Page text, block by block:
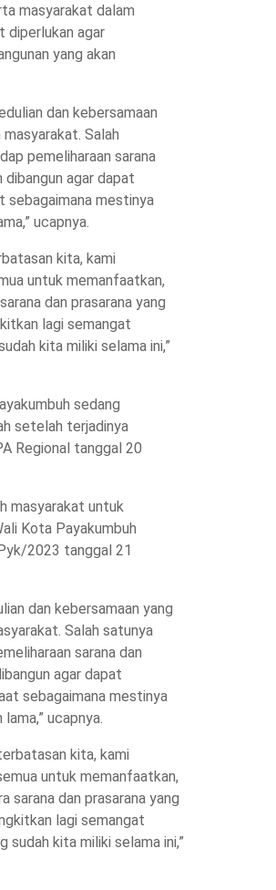
masyarakat dalam
diperlukan agar
yang akan
dan kebersamaan
Salah
pemeliharaan sarana
dibangun agar dapat
sebagaimana mestinya
ucapnya.
kita, kami
untuk memanfaatkan,
dan prasarana yang
lagi semangat
kita miliki selama ini,”
sedang
setelah terjadinya
Regional tanggal 20
masyarakat untuk
Kota Payakumbuh
2023 tanggal 21
dan kebersamaan yang
Salah satunya
sarana dan
agar dapat
sebagaimana mestinya
ucapnya.
kita, kami
untuk memanfaatkan,
sarana dan prasarana yang
lagi semangat
sudah kita miliki selama ini,”